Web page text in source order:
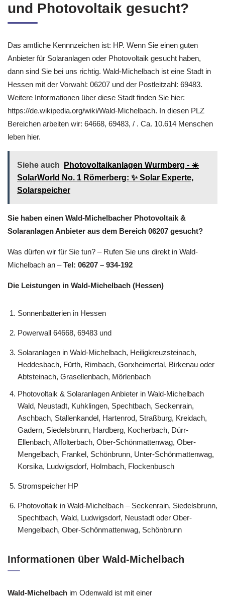
und Photovoltaik gesucht?
Das amtliche Kennnzeichen ist: HP. Wenn Sie einen guten
Anbieter für Solaranlagen oder Photovoltaik gesucht haben,
dann sind Sie bei uns richtig. Wald-Michelbach ist eine Stadt in
Hessen mit der Vorwahl: 06207 und der Postleitzahl: 69483.
Weitere Informationen über diese Stadt finden Sie hier:
https://de.wikipedia.org/wiki/Wald-Michelbach. In diesen PLZ
Bereichen arbeiten wir: 64668, 69483, / . Ca. 10.614 Menschen
leben hier.
Siehe auch
Photovoltaikanlagen Wurmberg - ☀️
SolarWorld No. 1 Römerberg: ✨ Solar Experte,
Solarspeicher
Sie haben einen Wald-Michelbacher Photovoltaik &
Solaranlagen Anbieter aus dem Bereich 06207 gesucht?
Was dürfen wir für Sie tun? – Rufen Sie uns direkt in Wald-
Michelbach an –Tel: 06207 – 934-192
Die Leistungen in Wald-Michelbach (Hessen)
Sonnenbatterien in Hessen
Powerwall 64668, 69483 und
Solaranlagen in Wald-Michelbach, Heiligkreuzsteinach,
Heddesbach, Fürth, Rimbach, Gorxheimertal, Birkenau oder
Abtsteinach, Grasellenbach, Mörlenbach
Photovoltaik & Solaranlagen Anbieter in Wald-Michelbach
Wald, Neustadt, Kuhklingen, Spechtbach, Seckenrain,
Aschbach, Stallenkandel, Hartenrod, Straßburg, Kreidach,
Gadern, Siedelsbrunn, Hardberg, Kocherbach, Dürr-
Ellenbach, Affolterbach, Ober-Schönmattenwag, Ober-
Mengelbach, Frankel, Schönbrunn, Unter-Schönmattenwag,
Korsika, Ludwigsdorf, Holmbach, Flockenbusch
Stromspeicher HP
Photovoltaik in Wald-Michelbach – Seckenrain, Siedelsbrunn,
Spechtbach, Wald, Ludwigsdorf, Neustadt oder Ober-
Mengelbach, Ober-Schönmattenwag, Schönbrunn
Informationen über Wald-Michelbach
Wald-Michelbach im Odenwald ist mit einer